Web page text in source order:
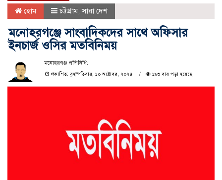
হোম চট্টগ্রাম,সারা দেশ
মনোহরগঞ্জে সাংবাদিকদের সাথে অফিসার
ইনচার্জ ওসির মতবিনিময়
মনোহরগঞ্জ প্রতিনিধি:
প্রকাশিত: বৃহস্পতিবার, ১০ অক্টোবর, ২০২৪
১৯৩ বার পড়া হয়েছে